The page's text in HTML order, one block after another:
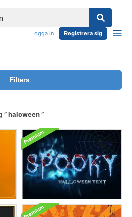
Logga in Registrera sig
Filters
haloween